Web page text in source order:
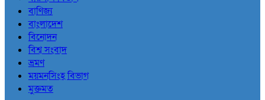
বাণিজ্য
বাংলাদেশ
বিনোদন
বিশ্ব সংবাদ
ভ্রমণ
ময়মনসিংহ বিভাগ
মুক্তমত